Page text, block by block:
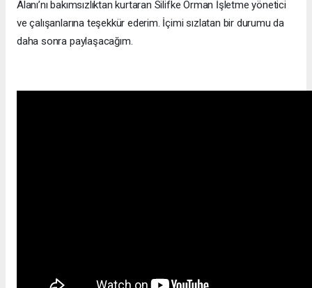
Alanı’nı bakımsızlıktan kurtaran Silifke Orman İşletme yönetici
ve çalışanlarına teşekkür ederim. İçimi sızlatan bir durumu da
daha sonra paylaşacağım.